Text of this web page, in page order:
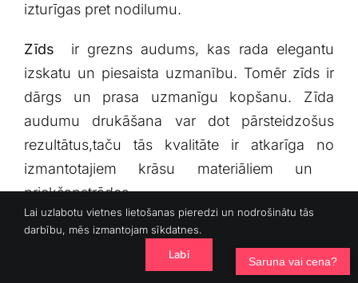
izturīgas pret‌ nodilumu.
Zīds ⁤ ir​ grezns audums, kas rada elegantu
izskatu un piesaista uzmanību. Tomēr zīds ir
dārgs un prasa uzmanīgu kopšanu. Zīda
audumu drukāšana var dot pārsteidzošus
rezultātus,taču ⁣tās kvalitāte ir atkarīga no
izmantotajiem krāsu materiāliem ⁢un ​
priekšapstrādes.
Audumu drukāšanas tehnoloģija
⁢un tās ietekme uz materiālu izvēli
Lai uzlabotu vietnes lietošanas pieredzi un nodrošinātu tās
darbību, mēs izmantojam sīkdatnes.
Labi
Saruna vai cena?